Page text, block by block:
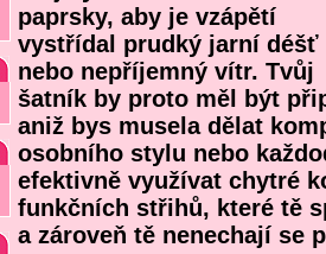
paprsky, aby je vzápětí
vystřídal prudký jarní déšť
nebo nepříjemný vítr. Tvůj
šatník by proto měl být
aniž bys musela dělat
osobního stylu nebo
efektivně využívat chytré
funkčních střihů, které tě
a zároveň tě nenechají se